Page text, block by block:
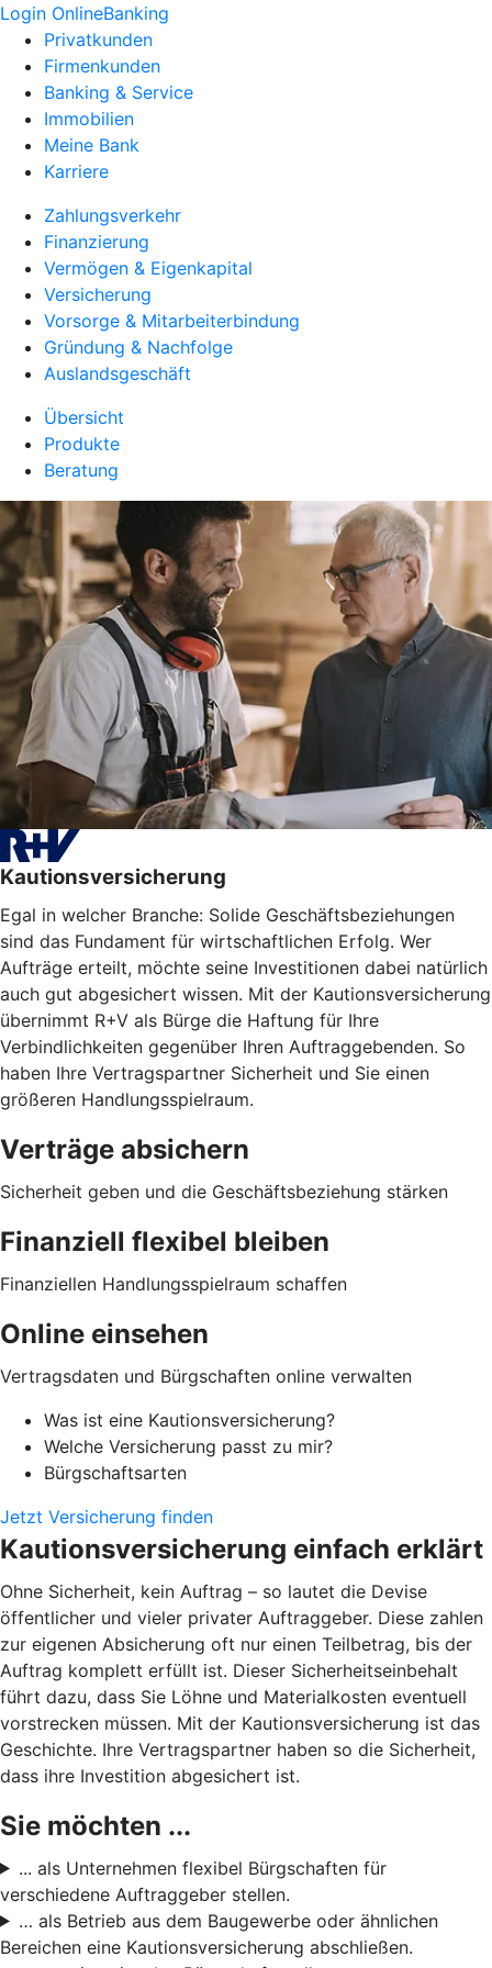
Login OnlineBanking
Privatkunden
Firmenkunden
Banking & Service
Immobilien
Meine Bank
Karriere
Zahlungsverkehr
Finanzierung
Vermögen & Eigenkapital
Versicherung
Vorsorge & Mitarbeiterbindung
Gründung & Nachfolge
Auslandsgeschäft
Übersicht
Produkte
Beratung
Kautionsversicherung
Egal in welcher Branche: Solide Geschäftsbeziehungen
sind das Fundament für wirtschaftlichen Erfolg. Wer
Aufträge erteilt, möchte seine Investitionen dabei natürlich
auch gut abgesichert wissen. Mit der Kautionsversicherung
übernimmt R+V als Bürge die Haftung für Ihre
Verbindlichkeiten gegenüber Ihren Auftraggebenden. So
haben Ihre Vertragspartner Sicherheit und Sie einen
größeren Handlungsspielraum.
Verträge absichern
Sicherheit geben und die Geschäftsbeziehung stärken
Finanziell flexibel bleiben
Finanziellen Handlungsspielraum schaffen
Online einsehen
Vertragsdaten und Bürgschaften online verwalten
Was ist eine Kautionsversicherung?
Welche Versicherung passt zu mir?
Bürgschaftsarten
Jetzt Versicherung finden
Kautionsversicherung einfach erklärt
Ohne Sicherheit, kein Auftrag – so lautet die Devise
öffentlicher und vieler privater Auftraggeber. Diese zahlen
zur eigenen Absicherung oft nur einen Teilbetrag, bis der
Auftrag komplett erfüllt ist. Dieser Sicherheitseinbehalt
führt dazu, dass Sie Löhne und Materialkosten eventuell
vorstrecken müssen. Mit der Kautionsversicherung ist das
Geschichte. Ihre Vertragspartner haben so die Sicherheit,
dass ihre Investition abgesichert ist.
Sie möchten ...
... als Unternehmen flexibel Bürgschaften für
verschiedene Auftraggeber stellen.
… als Betrieb aus dem Baugewerbe oder ähnlichen
Bereichen eine Kautionsversicherung abschließen.